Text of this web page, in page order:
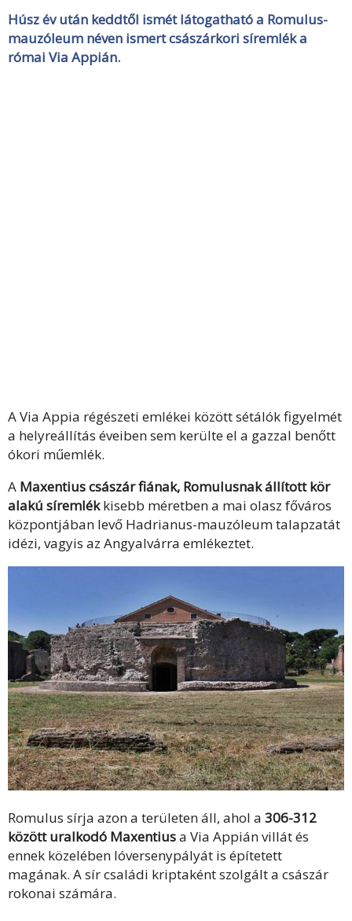
Húsz év után keddtől ismét látogatható a Romulus-
mauzóleum néven ismert császárkori síremlék a
római Via Appián.
A Via Appia régészeti emlékei között sétálók figyelmét
a helyreállítás éveiben sem kerülte el a gazzal benőtt
ókori műemlék.
A Maxentius császár fiának, Romulusnak állított kör
alakú síremlékkisebb méretben a mai olasz főváros
központjában levő Hadrianus-mauzóleum talapzatát
idézi, vagyis az Angyalvárra emlékeztet.
Romulus sírja azon a területen áll, ahol a 306-312
között uralkodó Maxentiusa Via Appián villát és
ennek közelében lóversenypályát is építetett
magának. A sír családi kriptaként szolgált a császár
rokonai számára.